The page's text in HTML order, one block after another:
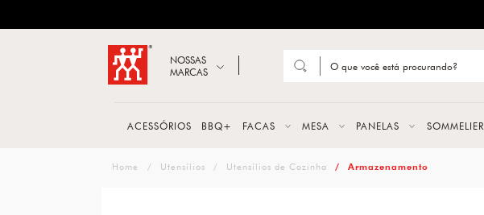
ZWILLING
NOSSAS
MARCAS
FACAS
ACESSÓRIOS BBQ+ FACAS MESA PANELAS SOMMELIER
Utensílios Utensílios de Cozinha Armazenamento